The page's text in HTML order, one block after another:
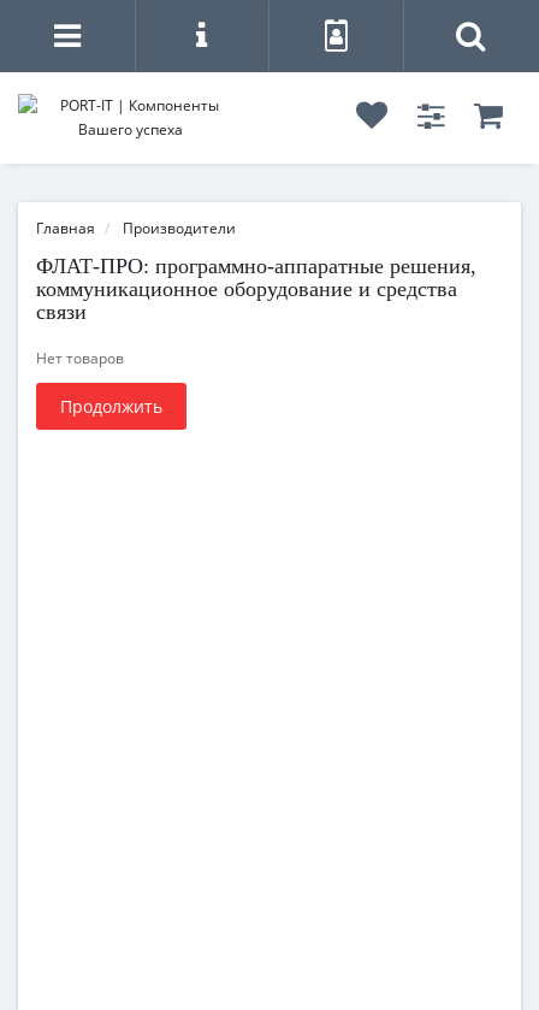
Главная Производители
ФЛАТ-ПРО: программно-аппаратные решения,
коммуникационное оборудование и средства
связи
Нет товаров
Продолжить